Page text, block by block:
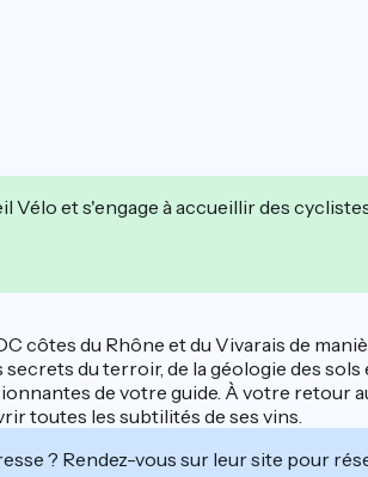
Vélo et s'engage à accueillir des
côtes du Rhône et du Vivarais de
secrets du terroir, de la géologie des
de votre guide. À votre retour
toutes les subtilités de ses vins.
? Rendez-vous sur leur site pour